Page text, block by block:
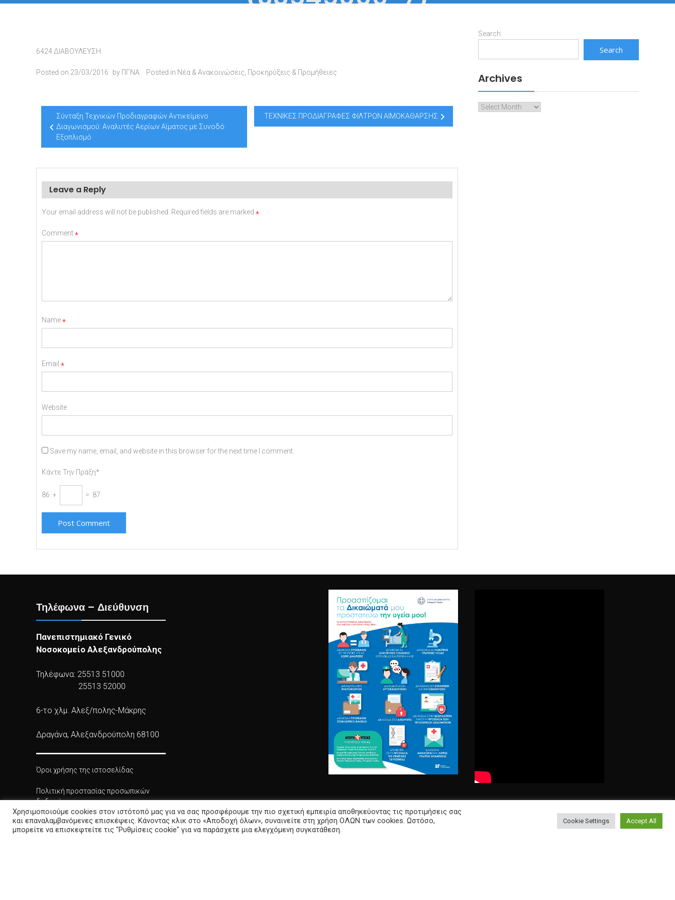
6424 ΔΙΑΒΟΥΛΕΥΣΗ
Posted on 23/03/2016 by ΠΓΝΑ Posted in Νέα & Ανακοινώσεις Προκηρύξεις & Προμήθειες
Post
navigation
Σύνταξη Τεχνικών Προδιαγραφών Αντικείμενο
Διαγωνισμού: Αναλυτές Αερίων Αίματος με Συνοδό
Εξοπλισμό
ΤΕΧΝΙΚΕΣ ΠΡΟΔΙΑΓΡΑΦΕΣ ΦΙΛΤΡΩΝ ΑΙΜΟΚΑΘΑΡΣΗΣ
Leave a Reply
Your email address will not be published. Required fields are marked *
Comment*
Name*
Email *
Website
Save my name, email, and website in this browser for the next time I comment.
Κάντε Την Πράξη*
86 + = 87
Search
Search
Archives
Archives
Τηλέφωνα – Διεύθυνση
Πανεπιστημιακό Γενικό
Νοσοκομείο Αλεξανδρούπολης
Τηλέφωνα: 25513 51000
25513 52000
6-το χλμ. Αλεξ/πολης-Μάκρης
Δραγάνα, Αλεξανδρούπολη 68100
Όροι χρήσης της ιστοσελίδας
Πολιτική προστασίας προσωπικών
δεδομένων
Πολιτική Cookies
Αναζήτηση
Χρησιμοποιούμε cookies στον ιστότοπό μας για να σας προσφέρουμε την πιο σχετική εμπειρία αποθηκεύοντας τις προτιμήσεις σας
και επαναλαμβανόμενες επισκέψεις. Κάνοντας κλικ στο «Αποδοχή όλων», συναινείτε στη χρήση ΟΛΩΝ των cookies. Ωστόσο,
μπορείτε να επισκεφτείτε τις "Ρυθμίσεις cookie" για να παράσχετε μια ελεγχόμενη συγκατάθεση.
Cookie Settings Accept All